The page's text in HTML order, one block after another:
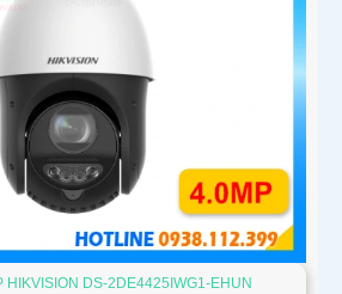
HIKVISION DS-2DE4425IWG1-EHUN